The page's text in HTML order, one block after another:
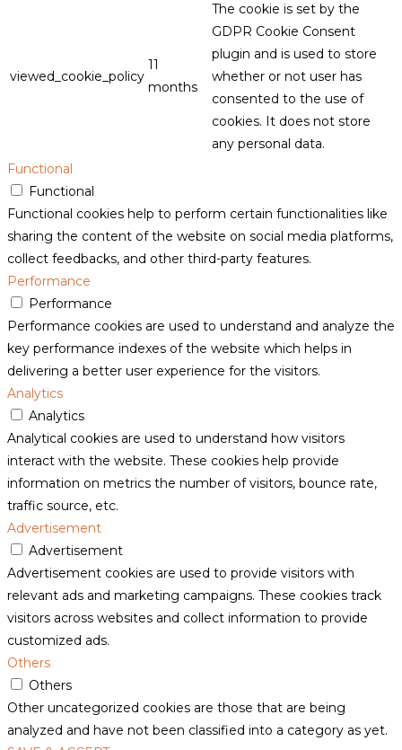
viewed_cookie_policy
11
months
The cookie is set by the
GDPR Cookie Consent
plugin and is used to store
whether or not user has
consented to the use of
cookies. It does not store
any personal data.
Functional
Functional
Functional cookies help to perform certain functionalities like
sharing the content of the website on social media platforms,
collect feedbacks, and other third-party features.
Performance
Performance
Performance cookies are used to understand and analyze the
key performance indexes of the website which helps in
delivering a better user experience for the visitors.
Analytics
Analytics
Analytical cookies are used to understand how visitors
interact with the website. These cookies help provide
information on metrics the number of visitors, bounce rate,
traffic source, etc.
Advertisement
Advertisement
Advertisement cookies are used to provide visitors with
relevant ads and marketing campaigns. These cookies track
visitors across websites and collect information to provide
customized ads.
Others
Others
Other uncategorized cookies are those that are being
analyzed and have not been classified into a category as yet.